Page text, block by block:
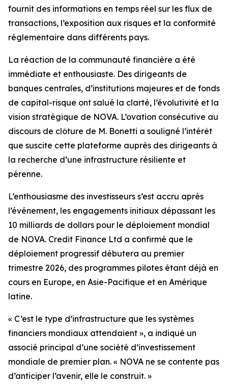
fournit des informations en temps réel sur les flux de
transactions, l’exposition aux risques et la conformité
réglementaire dans différents pays.
La réaction de la communauté financière a été
immédiate et enthousiaste. Des dirigeants de
banques centrales, d’institutions majeures et de fonds
de capital-risque ont salué la clarté, l’évolutivité et la
vision stratégique de NOVA. L’ovation consécutive au
discours de clôture de M. Bonetti a souligné l’intérêt
que suscite cette plateforme auprès des dirigeants à
la recherche d’une infrastructure résiliente et
pérenne.
L’enthousiasme des investisseurs s’est accru après
l’événement, les engagements initiaux dépassant les
10 milliards de dollars pour le déploiement mondial
de NOVA. Credit Finance Ltd a confirmé que le
déploiement progressif débutera au premier
trimestre 2026, des programmes pilotes étant déjà en
cours en Europe, en Asie-Pacifique et en Amérique
latine.
« C’est le type d’infrastructure que les systèmes
financiers mondiaux attendaient », a indiqué un
associé principal d’une société d’investissement
mondiale de premier plan. « NOVA ne se contente pas
d’anticiper l’avenir, elle le construit. »